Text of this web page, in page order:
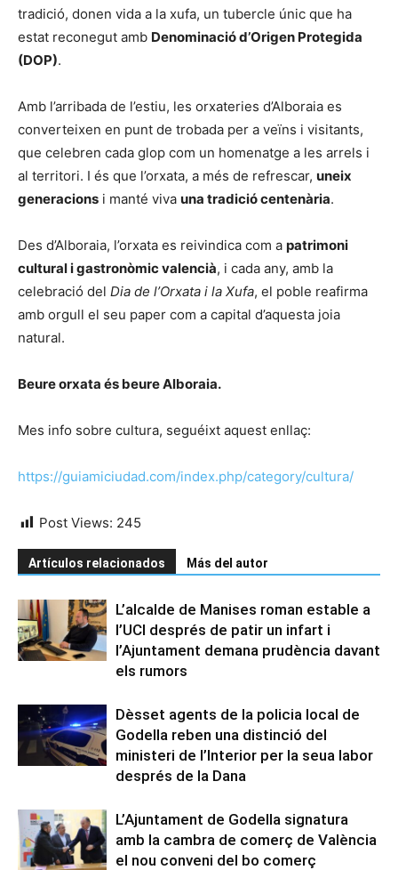
tradició, donen vida a la xufa, un tubercle únic que ha
estat reconegut amb Denominació d’Origen Protegida
(DOP).
Amb l’arribada de l’estiu, les orxateries d’Alboraia es
converteixen en punt de trobada per a veïns i visitants,
que celebren cada glop com un homenatge a les arrels i
al territori. I és que l’orxata, a més de refrescar, uneix
generacions i manté viva una tradició centenària.
Des d’Alboraia, l’orxata es reivindica com a patrimoni
cultural i gastronòmic valencià, i cada any, amb la
celebració del Dia de l’Orxata i la Xufa, el poble reafirma
amb orgull el seu paper com a capital d’aquesta joia
natural.
Beure orxata és beure Alboraia.
Mes info sobre cultura, seguéixt aquest enllaç:
https://guiamiciudad.com/index.php/category/cultura/
Post Views: 245
Artículos relacionados Más del autor
L’alcalde de Manises roman estable a
l’UCI després de patir un infart i
l’Ajuntament demana prudència davant
els rumors
Dèsset agents de la policia local de
Godella reben una distinció del
ministeri de l’Interior per la seua labor
després de la Dana
L’Ajuntament de Godella signatura
amb la cambra de comerç de València
el nou conveni del bo comerç